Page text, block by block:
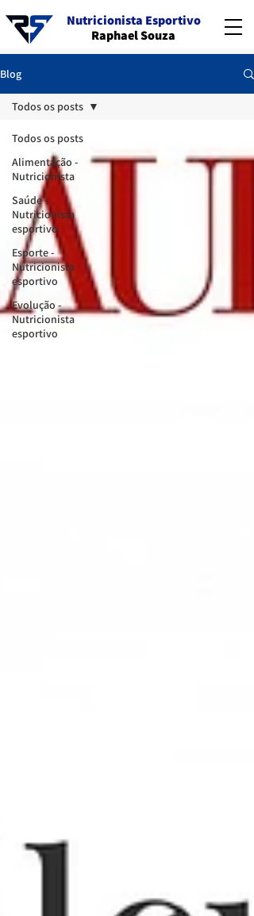
Nutricionista Esportivo
Raphael Souza
Blog
Todos os posts
Alimentação -
Nutricionista
Saúde -
Nutricionista
esportivo
Esporte -
Nutricionista
esportivo
Evolução -
Nutricionista
esportivo
Todos os posts